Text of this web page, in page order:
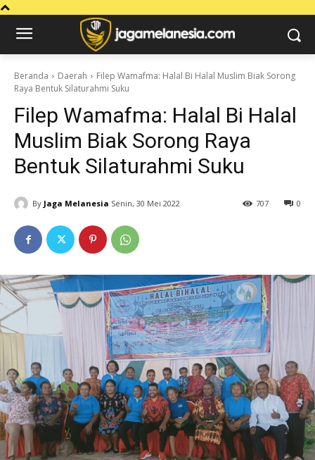
Beranda Daerah
Filep Wamafma: Halal Bi Halal Muslim Biak Sorong
Raya Bentuk Silaturahmi Suku
Filep Wamafma: Halal Bi Halal
Muslim Biak Sorong Raya
Bentuk Silaturahmi Suku
By Jaga Melanesia Senin, 30 Mei 2022 0
707